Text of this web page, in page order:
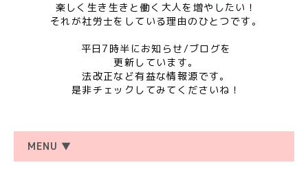
楽しく生き生きと働く大人を増やしたい！
それが社労士をしている理由のひとつです。
平日7時半にお知らせ/ブログを
更新しています。
法改正など有益な情報源です。
是非チェックしてみてくださいね！
MENU ▼